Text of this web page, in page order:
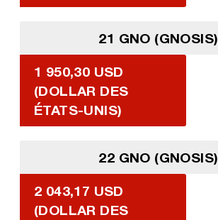
21 GNO (GNOSIS)
1 950,30 USD
(DOLLAR DES
ÉTATS-UNIS)
22 GNO (GNOSIS)
2 043,17 USD
(DOLLAR DES